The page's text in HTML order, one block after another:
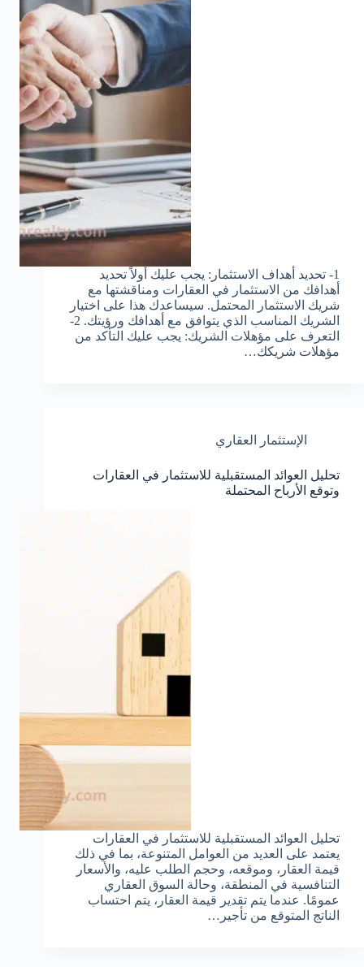
1- تحديد أهداف الاستثمار: يجب عليك أولاً تحديد
أهدافك من الاستثمار في العقارات ومناقشتها مع
شريك الاستثمار المحتمل. سيساعدك هذا على اختيار
الشريك المناسب الذي يتوافق مع أهدافك ورؤيتك. 2-
التعرف على مؤهلات الشريك: يجب عليك التأكد من
مؤهلات شريكك…
الإستثمار العقاري
تحليل العوائد المستقبلية للاستثمار في العقارات
وتوقع الأرباح المحتملة
تحليل العوائد المستقبلية للاستثمار في العقارات
يعتمد على العديد من العوامل المتنوعة، بما في ذلك
قيمة العقار، وموقعه، وحجم الطلب عليه، والأسعار
التنافسية في المنطقة، وحالة السوق العقاري
عمومًا. عندما يتم تقدير قيمة العقار، يتم احتساب
الناتج المتوقع من تأجير…